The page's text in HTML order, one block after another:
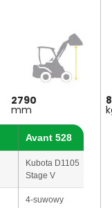
2790
mm
Avant 528
Kubota D1105
Stage V
4-suwowy